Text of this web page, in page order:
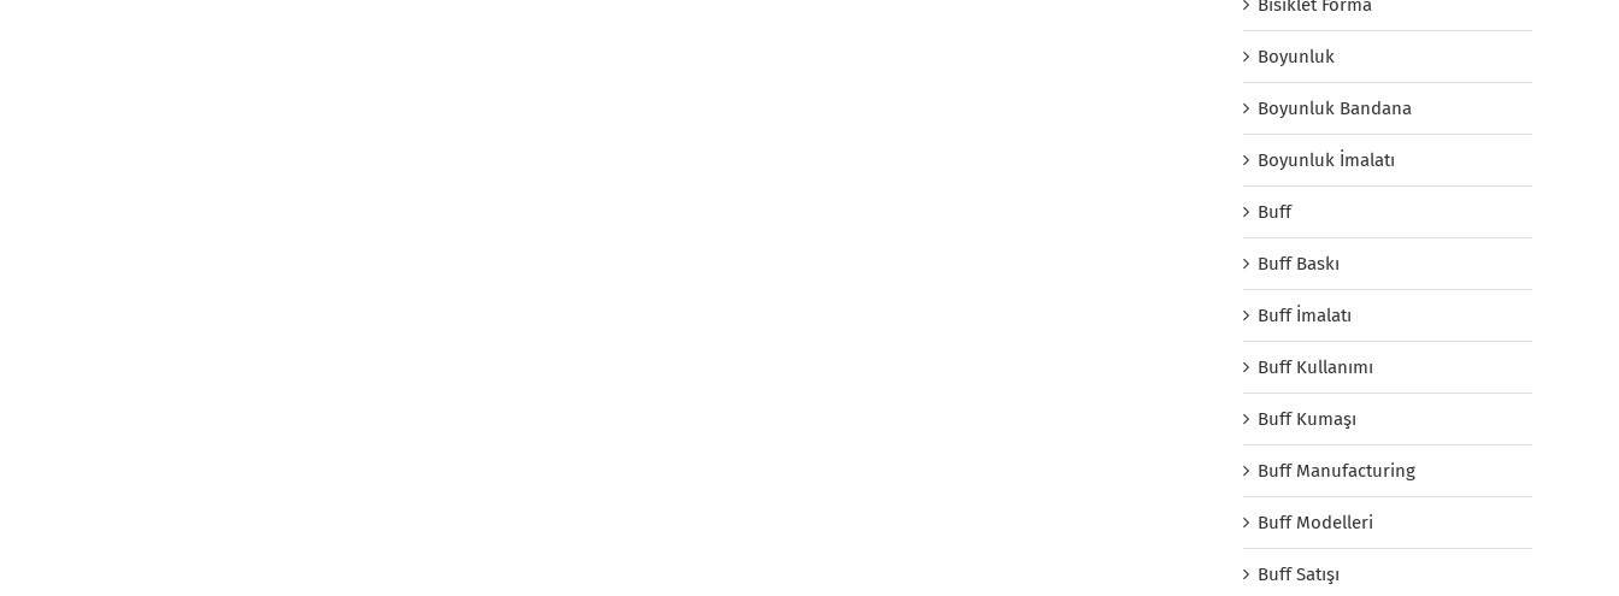
Bisiklet Forma
Boyunluk
Boyunluk Bandana
Boyunluk İmalatı
Buff
Buff Baskı
Buff İmalatı
Buff Kullanımı
Buff Kumaşı
Buff Manufacturing
Buff Modelleri
Buff Satışı